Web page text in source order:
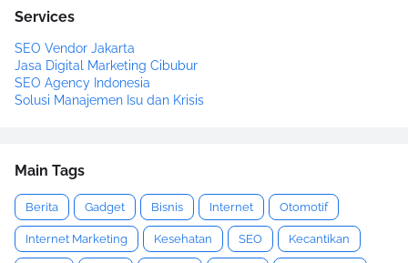
Services
SEO Vendor Jakarta
Jasa Digital Marketing Cibubur
SEO Agency Indonesia
Solusi Manajemen Isu dan Krisis
Main Tags
Berita Gadget Bisnis Internet Otomotif
Internet Marketing Kesehatan SEO Kecantikan